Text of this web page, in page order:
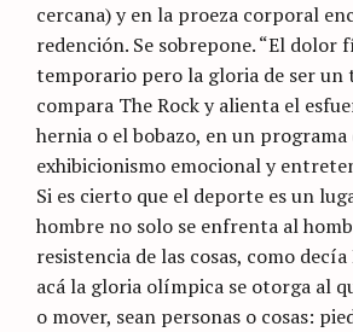
cercana) y en la proeza corporal
redención. Se sobrepone. “El dolor
temporario pero la gloria de ser un
compara The Rock y alienta el
hernia o el bobazo, en un programa
exhibicionismo emocional y
Si es cierto que el deporte es un
hombre no solo se enfrenta al
resistencia de las cosas, como
acá la gloria olímpica se otorga al
o mover, sean personas o cosas: